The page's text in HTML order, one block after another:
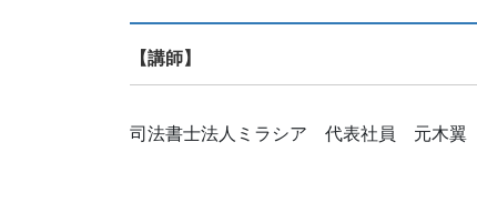
【講師】
司法書士法人ミラシア 代表社員 元木翼